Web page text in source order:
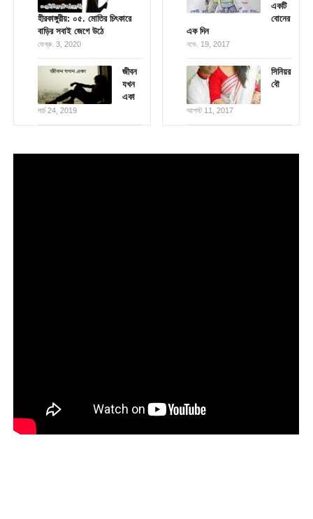
হীরকাঙ্গুরীয়: ০৫. মোতির চিৎকারে
বাড়ির সবাই জেগে উঠে
ফেব্রু. 3, 2020
জীবন
যখন
একা
মার্চ 24, 2019
একটি
বোনের
এক দিন
নভে. 19, 2017
সিনিয়র
বৌ
আগস্ট 11, 2017